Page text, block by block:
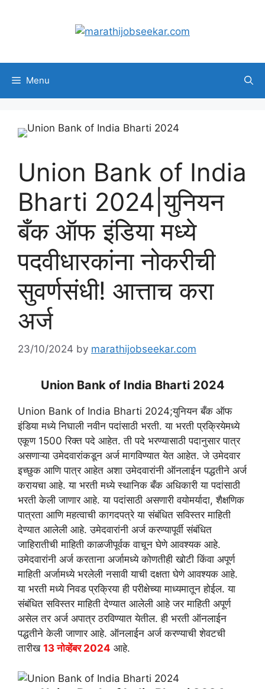
Menu
Union Bank of India
Bharti 2024|युनियन
बँक ऑफ इंडिया मध्ये
पदवीधारकांना नोकरीची
सुवर्णसंधी! आत्ताच करा
अर्ज
23/10/2024 by marathijobseekar.com
Union Bank of India Bharti 2024
Union Bank of India Bharti 2024;युनियन बँक ऑफ
इंडिया मध्ये निघाली नवीन पदांसाठी भरती. या भरती प्रक्रियेमध्ये
एकूण 1500 रिक्त पदे आहेत. ती पदे भरण्यासाठी पदानुसार पात्र
असणाऱ्या उमेदवारांकडून अर्ज मागविण्यात येत आहेत. जे उमेदवार
इच्छुक आणि पात्र आहेत अशा उमेदवारांनी ऑनलाईन पद्धतीने अर्ज
करायचा आहे. या भरती मध्ये स्थानिक बँक अधिकारी या पदांसाठी
भरती केली जाणार आहे. या पदांसाठी असणारी वयोमर्यादा, शैक्षणिक
पात्रता आणि महत्वाची कागदपत्रे या संबंधित सविस्तर माहिती
देण्यात आलेली आहे. उमेदवारांनी अर्ज करण्यापूर्वी संबंधित
जाहिरातीची माहिती काळजीपूर्वक वाचून घेणे आवश्यक आहे.
उमेदवारांनी अर्ज करताना अर्जामध्ये कोणतीही खोटी किंवा अपूर्ण
माहिती अर्जामध्ये भरलेली नसावी याची दक्षता घेणे आवश्यक आहे.
या भरती मध्ये निवड प्रक्रिया ही परीक्षेच्या माध्यमातून होईल. या
संबंधित सविस्तर माहिती देण्यात आलेली आहे जर माहिती अपूर्ण
असेल तर अर्ज अपात्र ठरविण्यात येतील. ही भरती ऑनलाईन
पद्धतीने केली जाणार आहे. ऑनलाईन अर्ज करण्याची शेवटची
तारीख 13 नोव्हेंबर 2024 आहे.